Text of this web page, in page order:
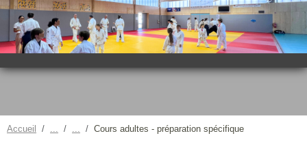
Accueil Cours adultes - préparation spécifique